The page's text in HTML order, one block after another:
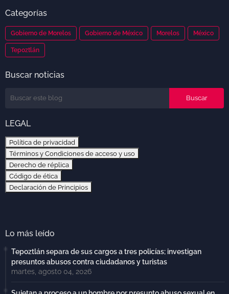
Categorías
Gobierno de Morelos Gobierno de México Morelos México
Tepoztlán
Buscar noticias
LEGAL
Política de privacidad
Términos y Condiciones de acceso y uso
Derecho de réplica
Código de ética
Declaración de Principios
Lo más leído
Tepoztlán separa de sus cargos a tres policías; investigan
presuntos abusos contra ciudadanos y turistas
martes, agosto 04, 2026